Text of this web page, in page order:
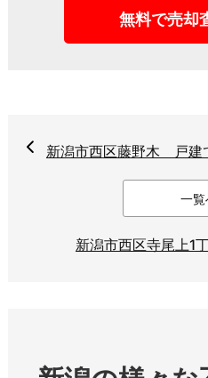
無料で売却
新潟市西区藤野木 戸建
一覧
新潟市西区寺尾上1